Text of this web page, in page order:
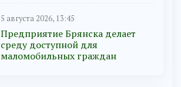
5 августа 2026, 13:45
Предприятие Брянска делает
среду доступной для
маломобильных граждан